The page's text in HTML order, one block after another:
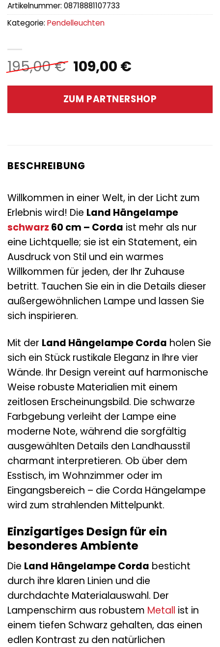
195,00€ Ursprünglicher
Preis
war:
195,00 €
109,00 €Aktueller
ist:
109,00 €.
ZUM PARTNERSHOP
Artikelnummer: 08718881107733
Kategorie: Pendelleuchten
BESCHREIBUNG
Willkommen in einer Welt, in der Licht zum
Erlebnis wird! Die Land Hängelampe
schwarz 60 cm – Corda ist mehr als nur
eine Lichtquelle; sie ist ein Statement, ein
Ausdruck von Stil und ein warmes
Willkommen für jeden, der Ihr Zuhause
betritt. Tauchen Sie ein in die Details dieser
außergewöhnlichen Lampe und lassen Sie
sich inspirieren.
Mit der Land Hängelampe Corda holen Sie
sich ein Stück rustikale Eleganz in Ihre vier
Wände. Ihr Design vereint auf harmonische
Weise robuste Materialien mit einem
zeitlosen Erscheinungsbild. Die schwarze
Farbgebung verleiht der Lampe eine
moderne Note, während die sorgfältig
ausgewählten Details den Landhausstil
charmant interpretieren. Ob über dem
Esstisch, im Wohnzimmer oder im
Eingangsbereich – die Corda Hängelampe
wird zum strahlenden Mittelpunkt.
Einzigartiges Design für ein
besonderes Ambiente
Die Land Hängelampe Corda besticht
durch ihre klaren Linien und die
durchdachte Materialauswahl. Der
Lampenschirm aus robustem Metall ist in
einem tiefen Schwarz gehalten, das einen
edlen Kontrast zu den natürlichen